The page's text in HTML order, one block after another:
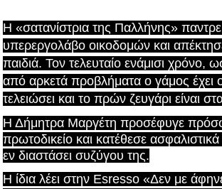
H «σατανίστρια της Παλλήνης»
υπερεργολάβο οικοδομών και
παιδιά. Τον τελευταίο ενάμισι χρόνο,
από αρκετά προβλήματα ο γάμος έχει
τελειώσει και το πρών ζευγάρι είναι
Η Δήμητρα Μαργέτη προσέφυγε
πρωτοδικείο και κατέθεσε
εν διαστάσει συζύγου της.
Η ίδια λέει στην Esresso «Δεν με